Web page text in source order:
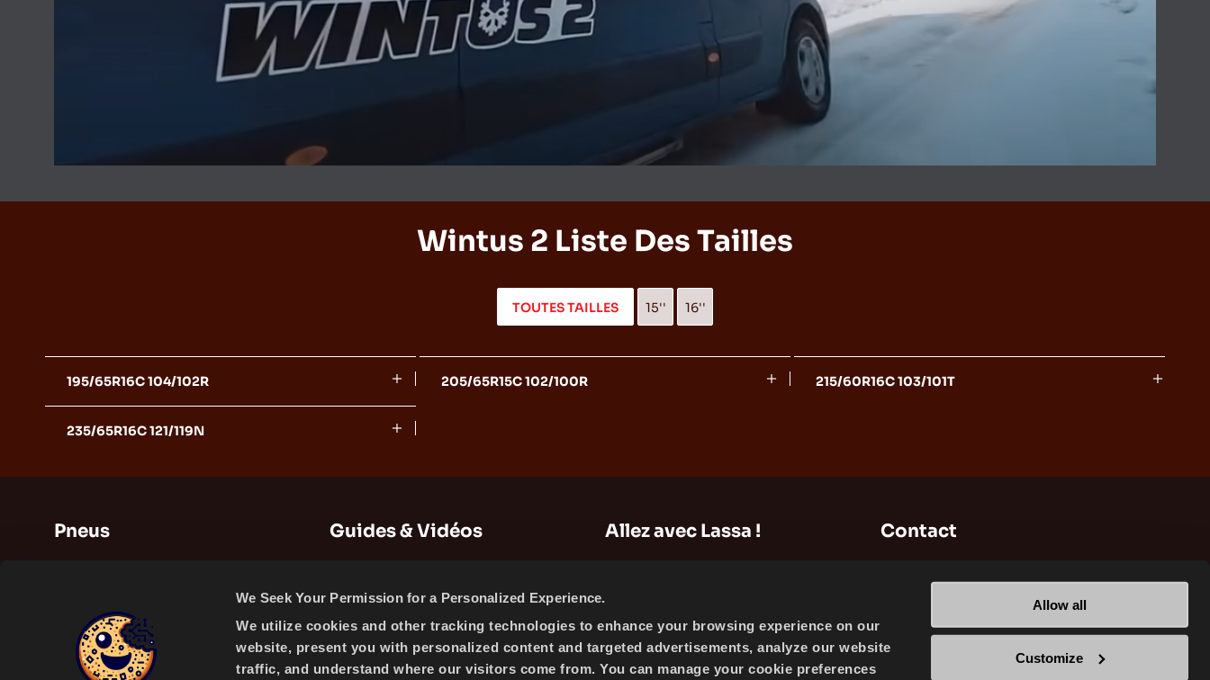
We Seek Your Permission for a Personalized Experience.
We utilize cookies and other tracking technologies to enhance your browsing experience on our
website, present you with personalized content and targeted advertisements, analyze our website
traffic, and understand where our visitors come from. You can manage your cookie preferences
Allow all
Customize
Wintus 2 Liste Des Tailles
TOUTES TAILLES 15'' 16''
195/65R16C 104/102R 205/65R15C 102/100R 215/60R16C 103/101T
235/65R16C 121/119N
Pneus
Pneus toutes saisons
Guides & Vidéos
Vidéos
Allez avec Lassa !
Actualités
Politique des Cookies
Contact